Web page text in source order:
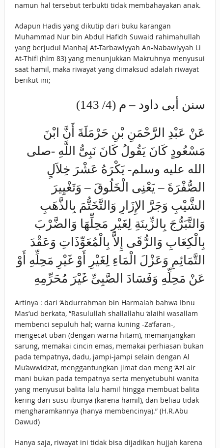
namun hal tersebut terbukti tidak membahayakan anak.
Adapun Hadis yang dikutip dari buku karangan
Muhammad Nur bin Abdul Hafidh Suwaid rahimahullah
yang berjudul Manhaj At-Tarbawiyyah An-Nabawiyyah Li
At-Thifl (hlm 83) yang menunjukkan Makruhnya menyusui
saat hamil, maka riwayat yang dimaksud adalah riwayat
berikut ini;
سنن أبى داود – م (4/ 143)
عَنْ عَبْدِ الرَّحْمَنِ بْنِ حَرْمَلَةَ أَنَّ ابْنَ
مَسْعُودٍ كَانَ يَقُولُ كَانَ نَبِىُّ اللَّهِ -صلى
الله عليه وسلم- يَكْرَهُ عَشْرَ خِلاَلٍ
الصُّفْرَةَ – يَعْنِى الْخَلُوقَ – وَتَغْيِيرَ
الشَّيْبِ وَجَرَّ الإِزَارِ وَالتَّخَتُّمَ بِالذَّهَبِ
وَالتَّبَرُّجَ بِالزِّينَةِ لِغَيْرِ مَحِلِّهَا وَالضَّرْبَ
بِالْكِعَابِ وَالرُّقَى إِلاَّ بِالْمُعَوِّذَاتِ وَعَقْدَ
التَّمَائِمِ وَعَزْلَ الْمَاءِ لِغَيْرِ أَوْ غَيْرِ مَحِلِّهِ أَوْ
عَنْ مَحِلِّهِ وَفَسَادَ الصَّبِىِّ غَيْرَ مُحَرِّمِهِ
Artinya : dari ‘Abdurrahman bin Harmalah bahwa Ibnu
Mas’ud berkata, “Rasulullah shallallahu ‘alaihi wasallam
membenci sepuluh hal; warna kuning -Za’faran-,
mengecat uban (dengan warna hitam), memanjangkan
sarung, memakai cincin emas, memakai perhiasan bukan
pada tempatnya, dadu, jampi-jampi selain dengan Al
Mu’awwidzat, menggantungkan jimat dan meng ‘Azl air
mani bukan pada tempatnya serta menyetubuhi wanita
yang menyusui balita lalu hamil hingga membuat balita
kering dari susu ibunya (karena hamil), dan beliau tidak
mengharamkannya (hanya membencinya).” (H.R.Abu
Dawud)
Hanya saja, riwayat ini tidak bisa dijadikan hujjah karena